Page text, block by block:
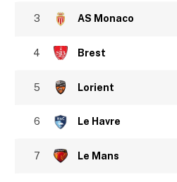
3 AS Monaco
4 Brest
5 Lorient
6 Le Havre
7 Le Mans